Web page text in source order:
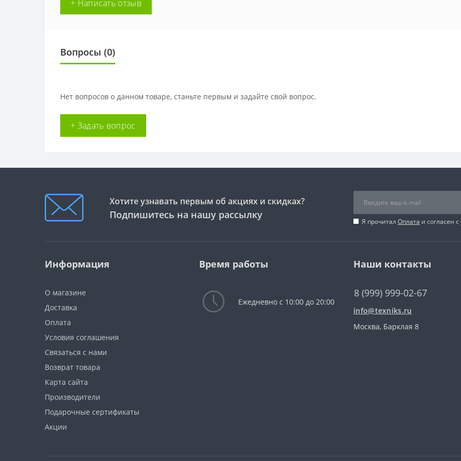
+ Написать отзыв
Вопросы (0)
Нет вопросов о данном товаре, станьте первым и задайте свой вопрос.
+ Задать вопрос
Хотите узнавать первым об акциях и скидках?
Подпишитесь на нашу рассылку
Я прочитал Оплата и согласен
Информация
О магазине
Доставка
Оплата
Условия соглашения
Связаться с нами
Возврат товара
Карта сайта
Производители
Подарочные сертификаты
Акции
Время работы
Ежедневно с 10:00 до 20:00
Наши контакты
8 (999) 999-02-67
info@texniks.ru
Москва, Барклая 8